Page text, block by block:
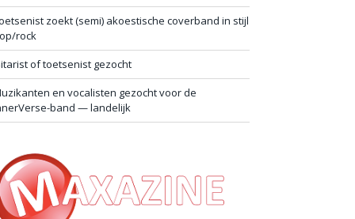
zoekt (semi) akoestische coverband in stijl
rock
of toetsenist gezocht
en vocalisten gezocht voor de
band — landelijk